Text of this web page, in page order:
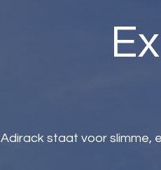
Adirack staat voor slimme,